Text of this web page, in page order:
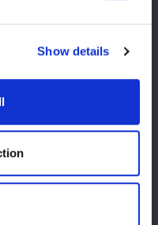
Show details